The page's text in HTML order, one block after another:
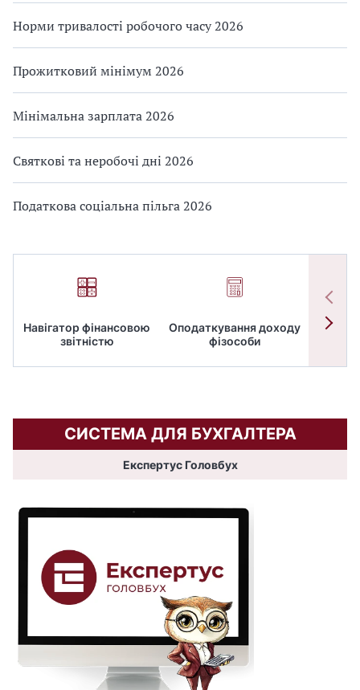
Норми тривалості робочого часу 2026
Прожитковий мінімум 2026
Мінімальна зарплата 2026
Святкові та неробочі дні 2026
Податкова соціальна пільга 2026
Навігатор фінансовою
звітністю
Оподаткування доходу
фізособи
СИСТЕМА ДЛЯ БУХГАЛТЕРА
Експертус Головбух